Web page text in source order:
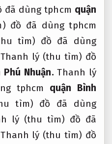
đã dùng tphcm quận
đồ đã dùng tphcm
tìm) đồ đã dùng
Thanh lý (thu tìm) đồ
Phú Nhuận. Thanh lý
tphcm quận Bình
tìm) đồ đã dùng
lý (thu tìm) đồ đã
Thanh lý (thu tìm) đồ